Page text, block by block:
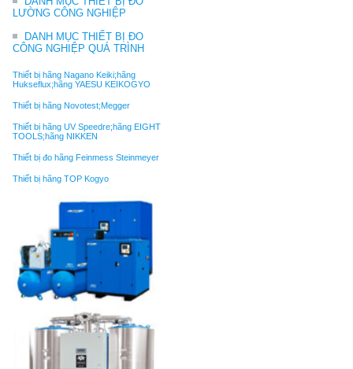
LƯỜNG CÔNG NGHIỆP
DANH MỤC THIẾT BỊ ĐO
CÔNG NGHIỆP QUÁ TRÌNH
Thiết bị hãng Nagano Keiki;hãng
Hukseflux;hãng YAESU KEIKOGYO
Thiết bị hãng Novotest;Megger
Thiết bị hãng UV Speedre;hãng EIGHT
TOOLS;hãng NIKKEN
Thiết bị đo hãng Feinmess Steinmeyer
Thiết bị hãng TOP Kogyo